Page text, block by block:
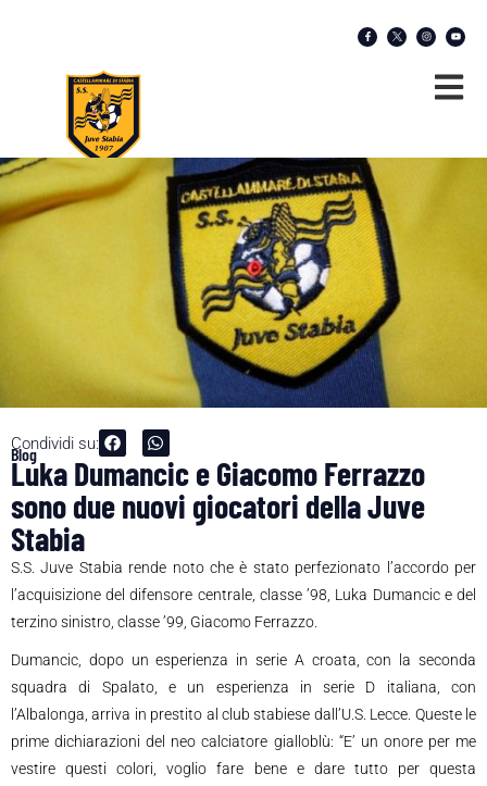
Condividi su:
Blog
Luka Dumancic e Giacomo Ferrazzo
sono due nuovi giocatori della Juve
Stabia
S.S. Juve Stabia rende noto che è stato perfezionato l’accordo per
l’acquisizione del difensore centrale, classe ’98, Luka Dumancic e del
terzino sinistro, classe ’99, Giacomo Ferrazzo.
Dumancic, dopo un esperienza in serie A croata, con la seconda
squadra di Spalato, e un esperienza in serie D italiana, con
l’Albalonga, arriva in prestito al club stabiese dall’U.S. Lecce. Queste le
prime dichiarazioni del neo calciatore gialloblù: “E’ un onore per me
vestire questi colori, voglio fare bene e dare tutto per questa